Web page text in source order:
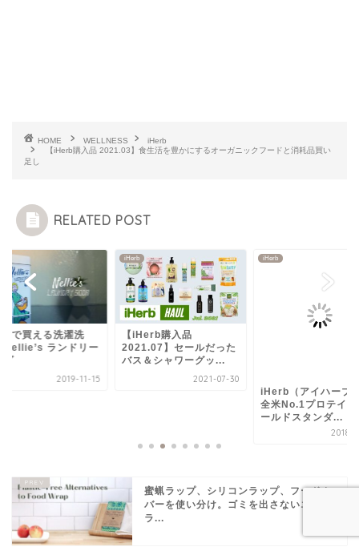
HOME WELLNESS
iHerb
【iHerb購入品 2021.03】食生活を豊かにするオーガニックフードと消耗品買い
足し
RELATED POST
で買える洗濯洗
Nellie’s ランドリー
ダ
2019-11-15
iHerb
【iHerb購入品
2021.07】セールだった
バス＆シャワーグッ...
2021-07-30
iHerb
iHerb（アイハーブ
全米No.1プロテイン
ールドスタンダ...
2018-
蜜蝋ラップ、シリコンラップ、フードカ
バーを使い分け。ゴミを出さないエコ
ラ...